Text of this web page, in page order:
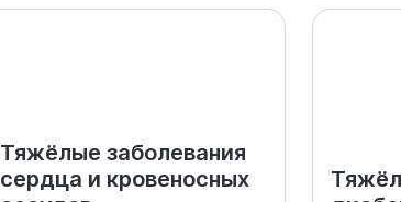
Тяжёлые заболевания
сердца и кровеносных